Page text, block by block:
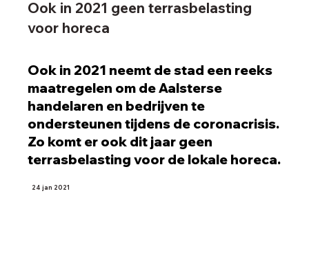
Ook in 2021 geen terrasbelasting
voor horeca
Ook in 2021 neemt de stad een reeks
maatregelen om de Aalsterse
handelaren en bedrijven te
ondersteunen tijdens de coronacrisis.
Zo komt er ook dit jaar geen
terrasbelasting voor de lokale horeca.
24 jan 2021